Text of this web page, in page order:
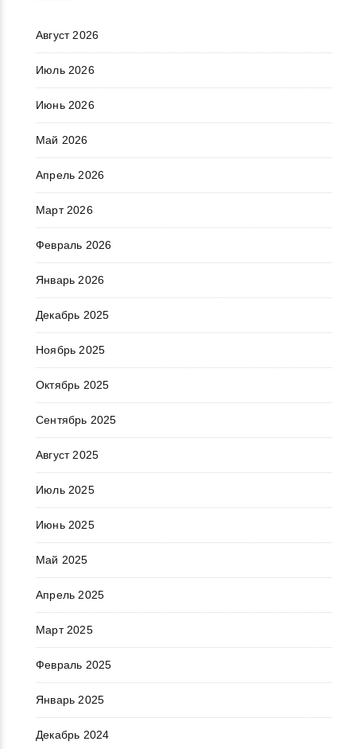
Август 2026
Июль 2026
Июнь 2026
Май 2026
Апрель 2026
Март 2026
Февраль 2026
Январь 2026
Декабрь 2025
Ноябрь 2025
Октябрь 2025
Сентябрь 2025
Август 2025
Июль 2025
Июнь 2025
Май 2025
Апрель 2025
Март 2025
Февраль 2025
Январь 2025
Декабрь 2024